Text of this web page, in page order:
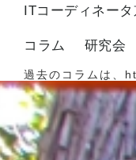
ITコーディネー
コラム 研究会
過去のコラムは、